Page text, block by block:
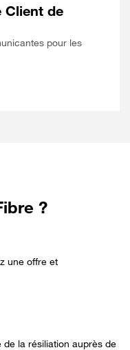
Client de
pour les
?
une offre et
de la résiliation auprès de